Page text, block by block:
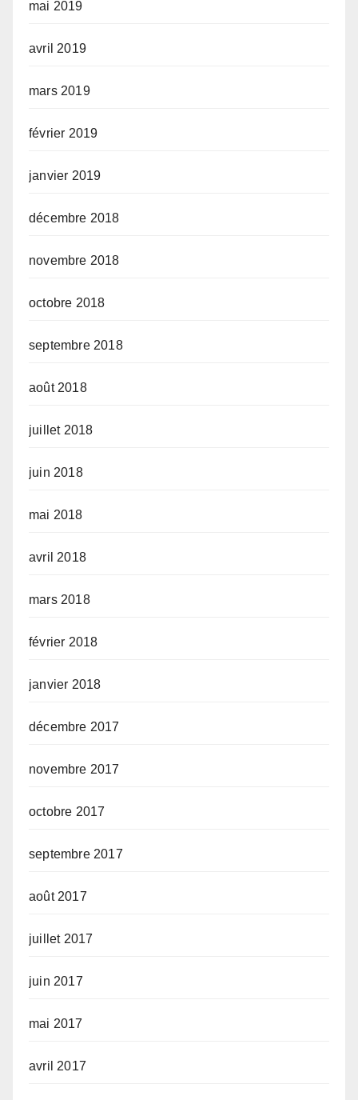
mai 2019
avril 2019
mars 2019
février 2019
janvier 2019
décembre 2018
novembre 2018
octobre 2018
septembre 2018
août 2018
juillet 2018
juin 2018
mai 2018
avril 2018
mars 2018
février 2018
janvier 2018
décembre 2017
novembre 2017
octobre 2017
septembre 2017
août 2017
juillet 2017
juin 2017
mai 2017
avril 2017